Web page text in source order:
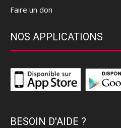
Faire un don
NOS APPLICATIONS
BESOIN D'AIDE ?